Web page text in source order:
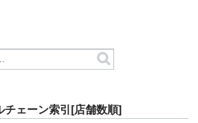
ェーン索引[店舗数順]